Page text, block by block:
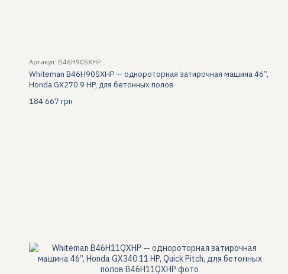
Артикул: B46H90SXHP
Whiteman B46H90SXHP — однороторная затирочная машина 46”,
Honda GX270 9 HP, для бетонных полов
184 667 грн